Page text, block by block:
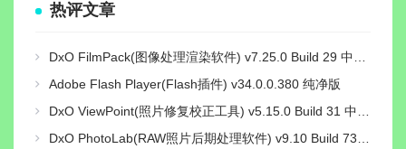
热评文章
DxO FilmPack(图像处理渲染软件) v7.25.0 Build 29 中文绿色激活版
Adobe Flash Player(Flash插件) v34.0.0.380 纯净版
DxO ViewPoint(照片修复校正工具) v5.15.0 Build 31 中文绿色便携版
DxO PhotoLab(RAW照片后期处理软件) v9.10 Build 736 中文激活版